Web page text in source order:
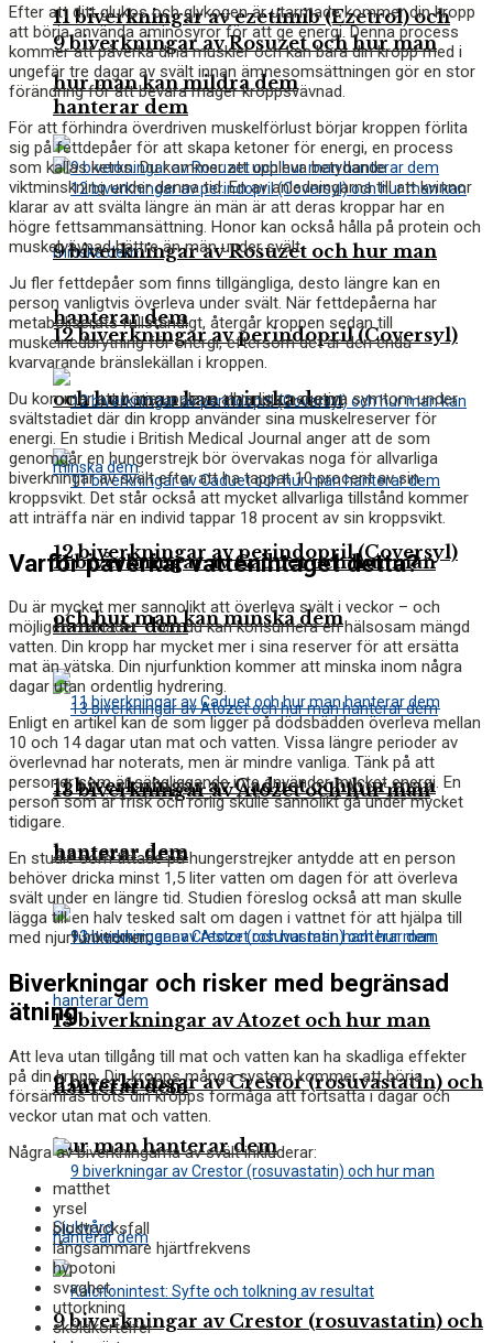
9 biverkningar av Rosuzet och hur man
hanterar dem
12 biverkningar av perindopril (Coversyl)
och hur man kan minska dem
11 biverkningar av Caduet och hur man
hanterar dem
13 biverkningar av Atozet och hur man
hanterar dem
9 biverkningar av Crestor (rosuvastatin) och
hur man hanterar dem
Sjukvård
11 biverkningar av ezetimib (Ezetrol) och
hur man kan mildra dem
9 biverkningar av Rosuzet och hur man
hanterar dem
12 biverkningar av perindopril (Coversyl)
och hur man kan minska dem
11 biverkningar av Caduet och hur man
hanterar dem
13 biverkningar av Atozet och hur man
hanterar dem
9 biverkningar av Crestor (rosuvastatin) och
Efter att ditt glukos och glykogen är utarmade kommer din kropp
att börja använda aminosyror för att ge energi. Denna process
kommer att påverka dina muskler och kan bära din kropp med i
ungefär tre dagar av svält innan ämnesomsättningen gör en stor
förändring för att bevara mager kroppsvävnad.
För att förhindra överdriven muskelförlust börjar kroppen förlita
sig på fettdepåer för att skapa ketoner för energi, en process
som kallas ketos. Du kommer att uppleva betydande
viktminskning under denna tid. En av anledningarna till att kvinnor
klarar av att svälta längre än män är att deras kroppar har en
högre fettsammansättning. Honor kan också hålla på protein och
muskelvävnad bättre än män under svält.
Ju fler fettdepåer som finns tillgängliga, desto längre kan en
person vanligtvis överleva under svält. När fettdepåerna har
metaboliserats fullständigt, återgår kroppen sedan till
muskelnedbrytning för energi, eftersom det är den enda
kvarvarande bränslekällan i kroppen.
Du kommer att börja uppleva allvarliga negativa symtom under
svältstadiet där din kropp använder sina muskelreserver för
energi. En studie i British Medical Journal anger att de som
genomgår en hungerstrejk bör övervakas noga för allvarliga
biverkningar av svält efter att ha tappat 10 procent av sin
kroppsvikt. Det står också att mycket allvarliga tillstånd kommer
att inträffa när en individ tappar 18 procent av sin kroppsvikt.
Varför påverkar vattenintaget detta?
Du är mycket mer sannolikt att överleva svält i veckor – och
möjligen månader – om du kan konsumera en hälsosam mängd
vatten. Din kropp har mycket mer i sina reserver för att ersätta
mat än vätska. Din njurfunktion kommer att minska inom några
dagar utan ordentlig hydrering.
Enligt en artikel kan de som ligger på dödsbädden överleva mellan
10 och 14 dagar utan mat och vatten. Vissa längre perioder av
överlevnad har noterats, men är mindre vanliga. Tänk på att
personer som är sängliggande inte använder mycket energi. En
person som är frisk och rörlig skulle sannolikt gå under mycket
tidigare.
En studiesom tittade på hungerstrejker antydde att en person
behöver dricka minst 1,5 liter vatten om dagen för att överleva
svält under en längre tid. Studien föreslog också att man skulle
lägga till en halv tesked salt om dagen i vattnet för att hjälpa till
med njurfunktionen.
Biverkningar och risker med begränsad
ätning
Att leva utan tillgång till mat och vatten kan ha skadliga effekter
på din kropp. Din kropps många system kommer att börja
försämras trots din kropps förmåga att fortsätta i dagar och
veckor utan mat och vatten.
Några av biverkningarna av svält inkluderar:
matthet
yrsel
blodtrycksfall
långsammare hjärtfrekvens
hypotoni
svaghet
uttorkning
sköldkörtelfel